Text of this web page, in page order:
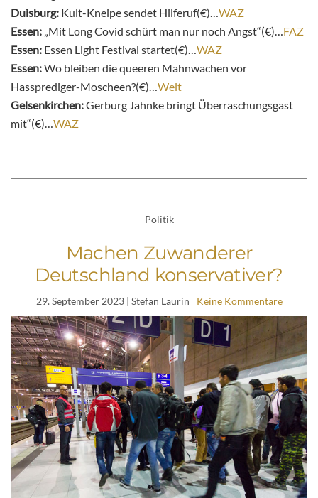
Duisburg: Kult-Kneipe sendet Hilferuf(€)…WAZ
Essen: „Mit Long Covid schürt man nur noch Angst“(€)…FAZ
Essen: Essen Light Festival startet(€)…WAZ
Essen:Wo bleiben die queeren Mahnwachen vor
Hassprediger-Moscheen?(€)…Welt
Gelsenkirchen:Gerburg Jahnke bringt Überraschungsgast
mit“(€)…WAZ
Politik
Machen Zuwanderer
Deutschland konservativer?
29. September 2023| Stefan Laurin Keine Kommentare